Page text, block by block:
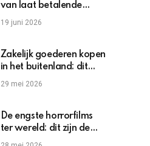
van laat betalende
grote bedrijven
19 juni 2026
Zakelijk goederen kopen
in het buitenland: dit
moet je weten
29 mei 2026
De engste horrorfilms
ter wereld: dit zijn de
griezels die je hartslag